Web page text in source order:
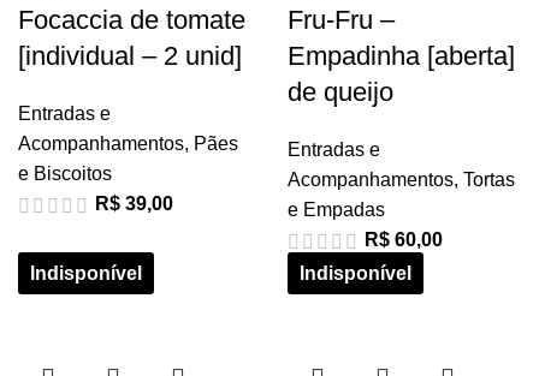
Focaccia de tomate
[individual – 2 unid]
Entradas e
Acompanhamentos, Pães
e Biscoitos
R$ 39,00
Fru-Fru –
Empadinha [aberta]
de queijo
Entradas e
Acompanhamentos, Tortas
e Empadas
R$ 60,00